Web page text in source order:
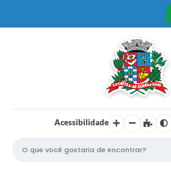
Acessibilidade